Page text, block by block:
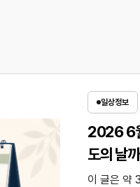
일상정보
2026 6
도의 날
까?
이 글은 약